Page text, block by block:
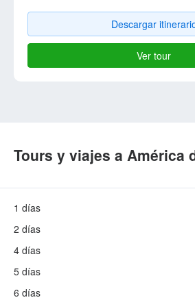
Descargar
Ver tour
Tours y viajes a América
1 días
2 días
4 días
5 días
6 días